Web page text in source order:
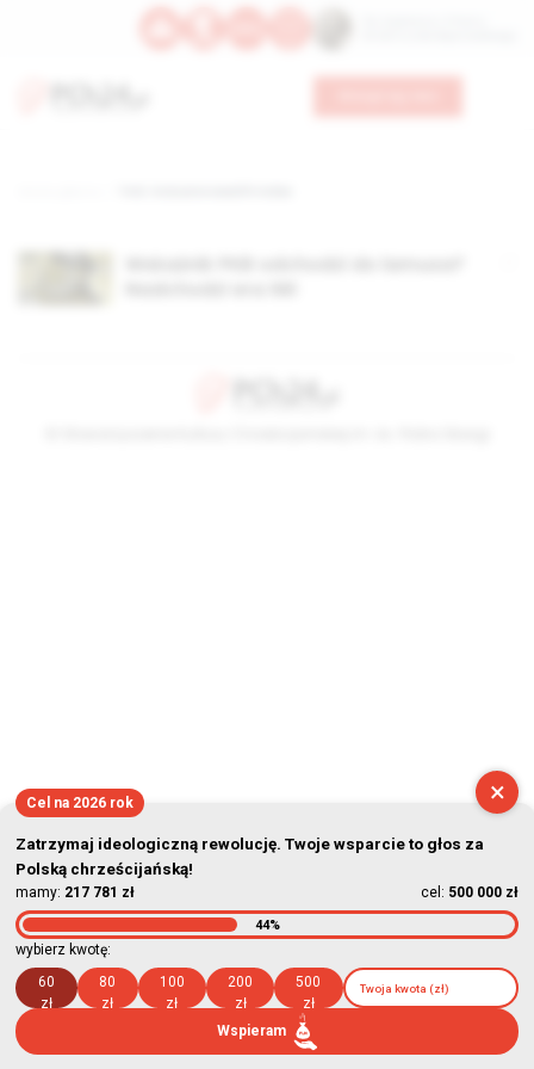
×
Cel na 2026 rok
Zatrzymaj ideologiczną rewolucję. Twoje wsparcie to głos za
Polską chrześcijańską!
mamy: 217 781 zł cel: 500 000 zł
44%
wybierz kwotę:
60
zł
80
zł
100
zł
200
zł
500
zł
Wspieram